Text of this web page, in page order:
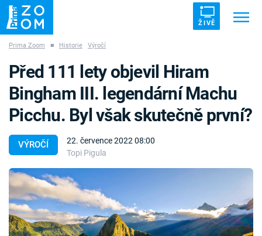
ŽIVĚ
ZÁHADY VETŘELCI DÁVNOVĚKU
Témata
Témata
Pořady
Prima Zoom ■ Historie Výročí
VÝROČÍ
22. července 2022 08:00
Topi Pigula
Před 111 lety objevil Hiram
Bingham III. legendární Machu
Picchu. Byl však skutečně první?